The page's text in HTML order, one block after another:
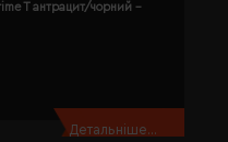
T антрацит/чорний -
Детальніше...